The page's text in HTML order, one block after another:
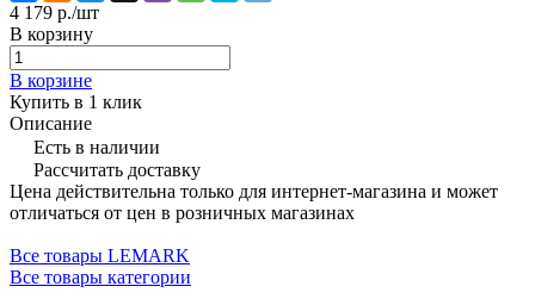
4 179 р./шт
В корзину
В корзине
Купить в 1 клик
Описание
Есть в наличии
Рассчитать доставку
Цена действительна только для интернет-магазина и может
отличаться от цен в розничных магазинах
Все товары LEMARK
Все товары категории